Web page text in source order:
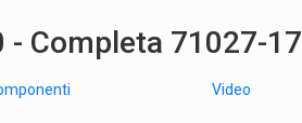
- Completa 71027-17
Video